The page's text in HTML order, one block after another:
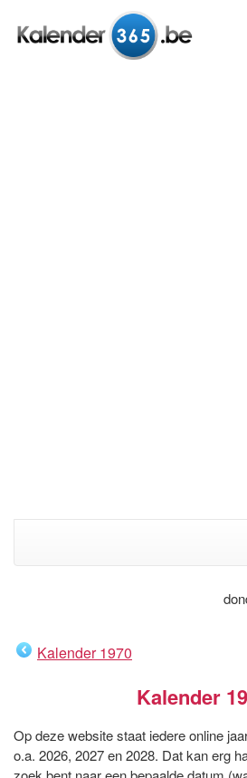
Kalender 1970
Kalender
Op deze website staat iedere online
o.a. 2026, 2027 en 2028. Dat kan erg